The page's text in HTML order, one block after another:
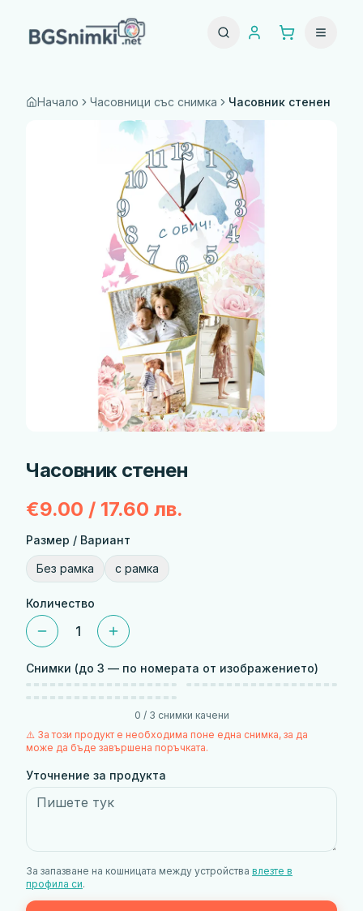
Начало Часовници със снимка Часовник стенен
Часовник стенен
€9.00 / 17.60 лв.
Размер / Вариант
Без рамка с рамка
Количество
1
Снимки (до 3 — по номерата от изображението)
1
0 / 3 снимки качени
⚠️ За този продукт е необходима поне една снимка, за да
може да бъде завършена поръчката.
Уточнение за продукта
За запазване на кошницата между устройства влезте в
профила си.